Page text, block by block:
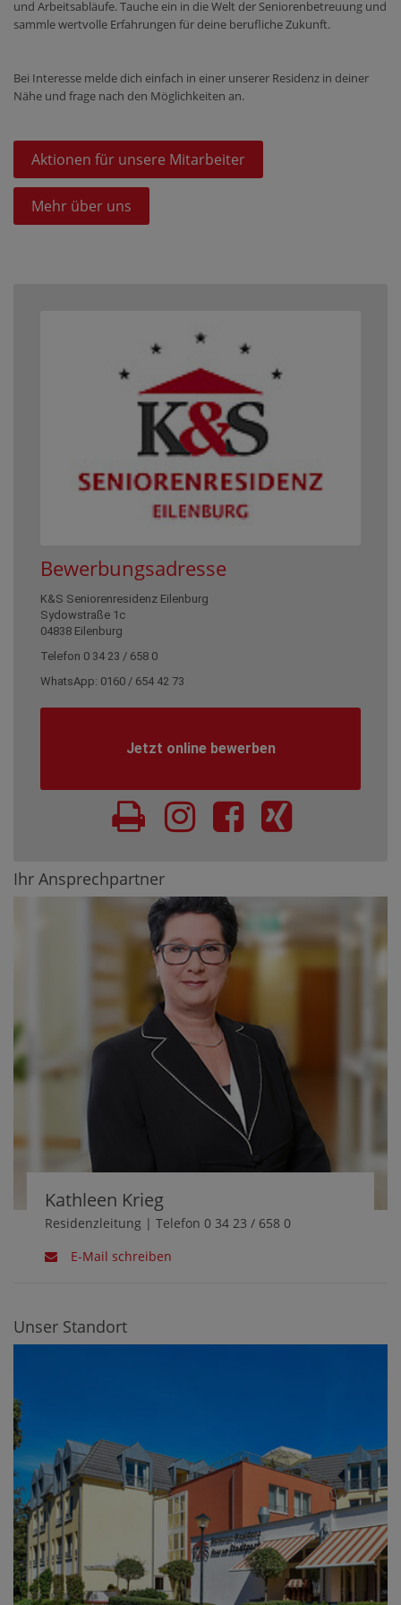
und Arbeitsabläufe. Tauche ein in die Welt der Seniorenbetreuung und
sammle wertvolle Erfahrungen für deine berufliche Zukunft.
Bei Interesse melde dich einfach in einer unserer Residenz in deiner
Nähe und frage nach den Möglichkeiten an.
Aktionen für unsere Mitarbeiter
Mehr über uns
Bewerbungsadresse
K&S Seniorenresidenz Eilenburg
Sydowstraße 1c
04838 Eilenburg
Telefon 0 34 23 / 658 0
WhatsApp: 0160 / 654 42 73
Jetzt online bewerben
Ihr Ansprechpartner
Kathleen Krieg
Residenzleitung | Telefon 0 34 23 / 658 0
E-Mail schreiben
Unser Standort